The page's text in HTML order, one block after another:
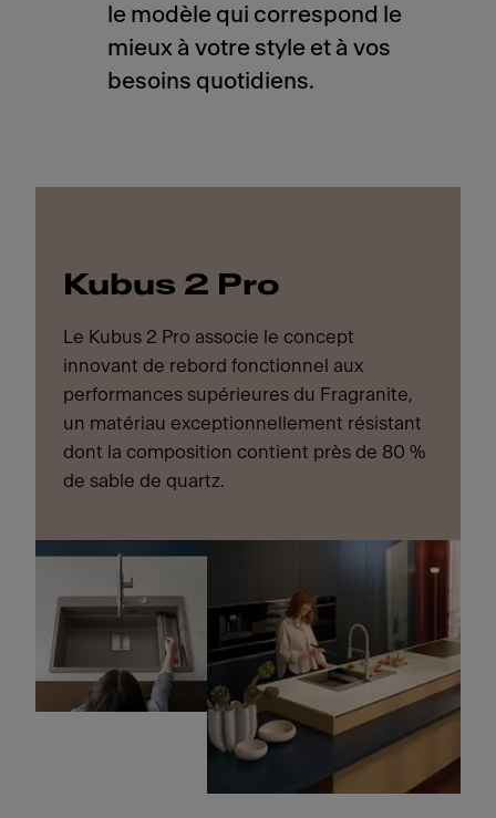
le modèle qui correspond le
mieux à votre style et à vos
besoins quotidiens.
Kubus 2 Pro
Le Kubus 2 Pro associe le concept
innovant de rebord fonctionnel aux
performances supérieures du Fragranite,
un matériau exceptionnellement résistant
dont la composition contient près de 80 %
de sable de quartz.